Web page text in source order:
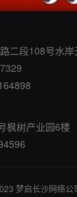
二段108号水
枫树产业园6楼
梦启长沙网络